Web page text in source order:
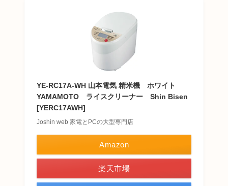
YE-RC17A-WH 山本電気 精米機 ホワイト
YAMAMOTO ライスクリーナー Shin Bisen
[YERC17AWH]
Joshin web 家電とPCの大型専門店
Amazon
楽天市場